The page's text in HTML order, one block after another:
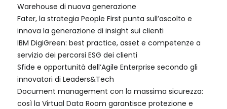
Warehouse di nuova generazione
Fater, la strategia People First punta sull’ascolto e
innova la generazione di insight sui clienti
IBM DigiGreen: best practice, asset e competenze a
servizio dei percorsi ESG dei clienti
Sfide e opportunità dell’Agile Enterprise secondo gli
innovatori di Leaders&Tech
Document management con la massima sicurezza:
così la Virtual Data Room garantisce protezione e